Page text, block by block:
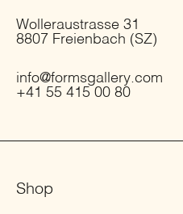
Wolleraustrasse 31
8807 Freienbach (SZ)
info@formsgallery.com
+41 55 415 00 80
Shop